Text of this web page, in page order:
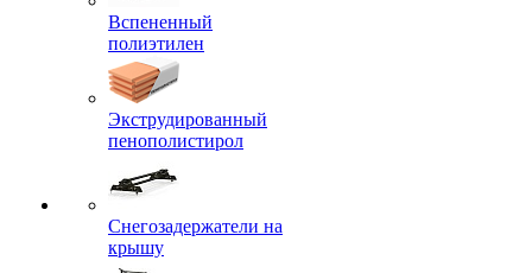
Вспененный
полиэтилен
Экструдированный
пенополистирол
Снегозадержатели на
крышу